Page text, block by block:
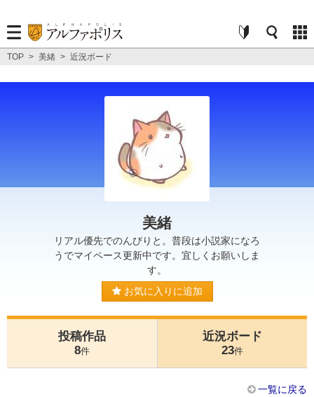
TOP > 美緒 > 近況ボード
美緒
リアル優先でのんびりと。普段は小説家になろ
うでマイペース更新中です。宜しくお願いしま
す。
お気に入りに追加
投稿作品
8件
近況ボード
23件
一覧に戻る